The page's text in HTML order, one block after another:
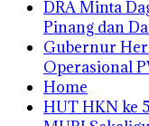
DRA Minta
Pinang dan
Gubernur
Operasional
Home
HUT HKN ke